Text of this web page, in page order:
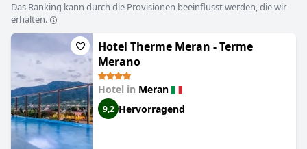
hotels mit hallenbad, yoga hotels,familienhotels,
golfhotels
Das Ranking kann durch die Provisionen beeinflusst werden, die wir
erhalten.
Hotel Therme Meran - Terme
Merano
Hotel in Meran
9,2 Hervorragend